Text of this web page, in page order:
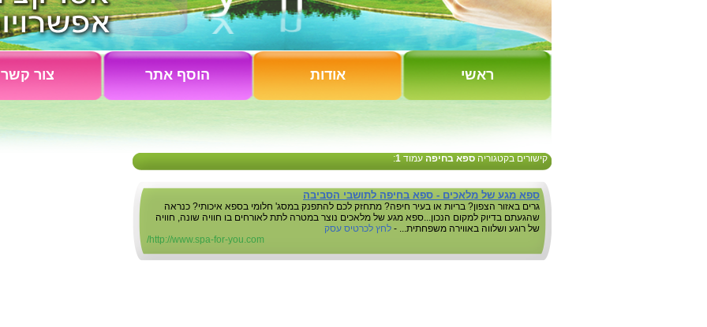
ראשי אודות הוסף אתר צור קשר
קישורים בקטגוריה ספא בחיפה עמוד 1
:
ספא מגע של מלאכים - ספא בחיפה לתושבי הסביבה
גרים באזור הצפון? בריות או בעיר חיפה? מתחזק לכם להתפנק במסג' חלומי בספא איכותי? כנראה
שהגעתם בדיוק למקום הנכון...ספא מגע של מלאכים נוצר במטרה לתת לאורחים בו חוויה שונה, חוויה
של רוגע ושלווה באווירה משפחתית... - לחץ לכרטיס עסק
http://www.spa-for-you.com/